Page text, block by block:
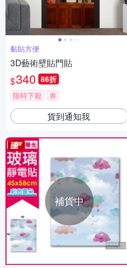
黏貼方便
3D藝術壁貼門貼
$340 86折
限時下殺 券
貨到通知我
補貨中